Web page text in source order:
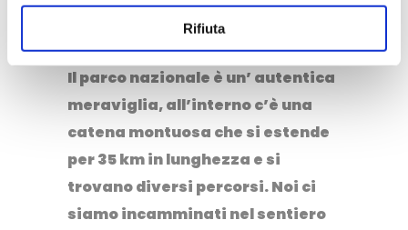
Rifiuta
Il parco nazionale è un’ autentica
meraviglia, all’interno c’è una
catena montuosa che si estende
per 35 km in lunghezza e si
trovano diversi percorsi. Noi ci
siamo incamminati nel sentiero